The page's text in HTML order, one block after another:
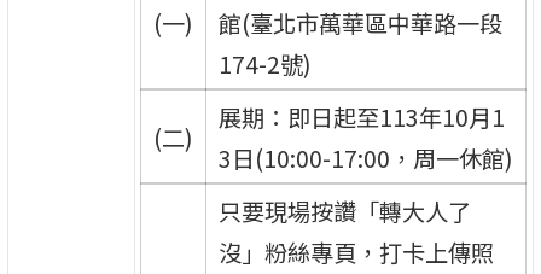
(一)
館(臺北市萬華區中華路一段
174-2號)
(二)
展期：即日起至113年10月1
3日(10:00-17:00，周一休館)
只要現場按讚「轉大人了
沒」粉絲專頁，打卡上傳照